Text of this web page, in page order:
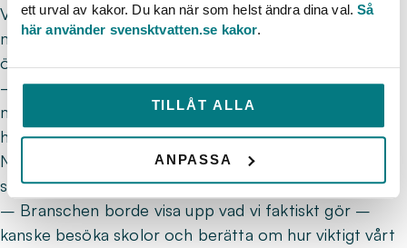
ett urval av kakor. Du kan när som helst ändra dina val.Så
här använder svensktvatten.se kakor.
TILLÅT ALLA
ANPASSA
VA-branschen har utmaningar med att locka nya
medarbetare. Malin tycker att fler borde få upp
ögonen för yrket – särskilt ungdomar.
– Jag kan absolut rekommendera jobbet, särskilt om
man är intresserad av hur livsmedel produceras och
hur viktiga våra system är för samhället.
Nyckeln, menar hon, är att väcka intresse redan i
skolan.
– Branschen borde visa upp vad vi faktiskt gör –
kanske besöka skolor och berätta om hur viktigt vårt